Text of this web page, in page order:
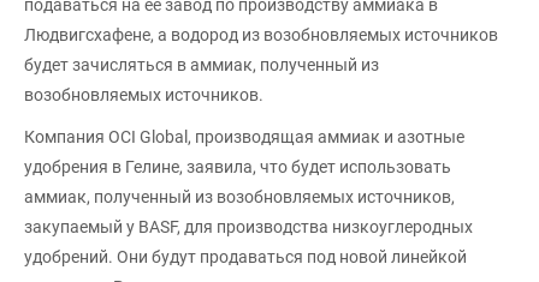
подаваться на ее завод по производству аммиака в
Людвигсхафене, а водород из возобновляемых источников
будет зачисляться в аммиак, полученный из
возобновляемых источников.
Компания OCI Global, производящая аммиак и азотные
удобрения в Гелине, заявила, что будет использовать
аммиак, полученный из возобновляемых источников,
закупаемый у BASF, для производства низкоуглеродных
удобрений. Они будут продаваться под новой линейкой